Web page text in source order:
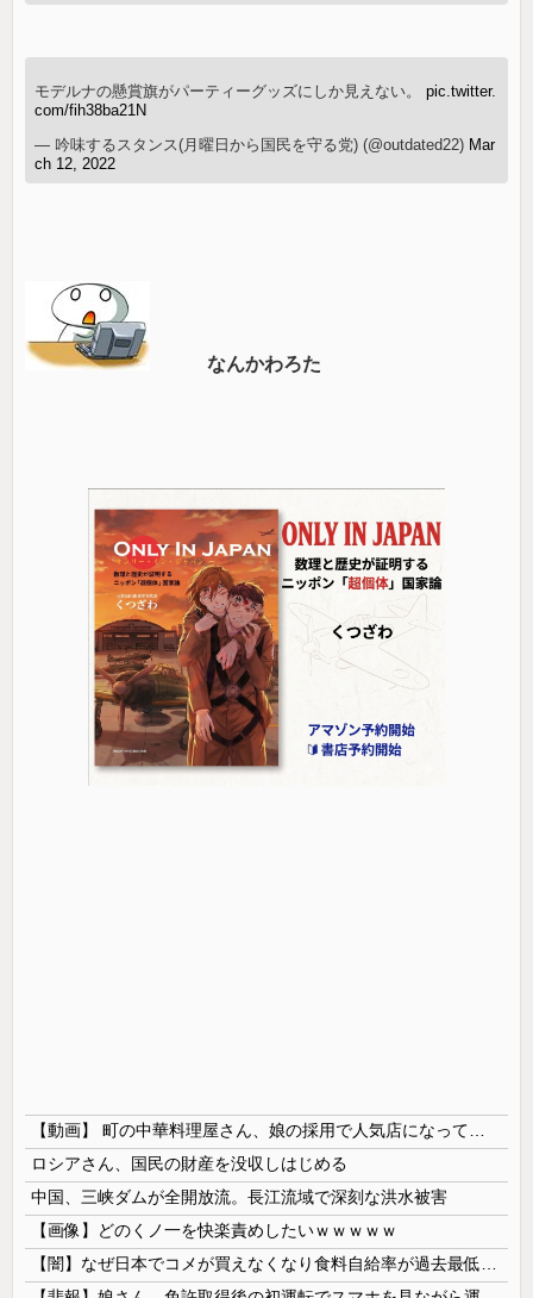
モデルナの懸賞旗がパーティーグッズにしか見えない。pic.twitter.
com/fih38ba21N
— 吟味するスタンス(月曜日から国民を守る党) (@outdated22) Mar
ch 12, 2022
なんかわろた
ロシアさん、国民の財産を没収しはじめる
中国、三峡ダムが全開放流。長江流域で深刻な洪水被害
【画像】どのくノ一を快楽責めしたいｗｗｗｗｗ